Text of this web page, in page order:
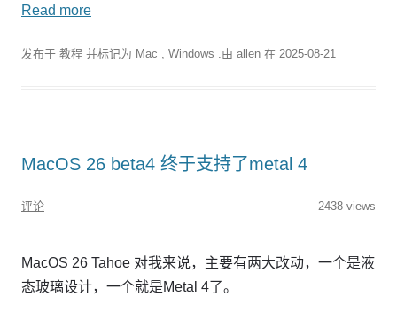
Read more
发布于 教程 并标记为 Mac , Windows .由 allen 在 2025-08-21
MacOS 26 beta4 终于支持了metal 4
评论 2438 views
MacOS 26 Tahoe 对我来说，主要有两大改动，一个是液
态玻璃设计，一个就是Metal 4了。